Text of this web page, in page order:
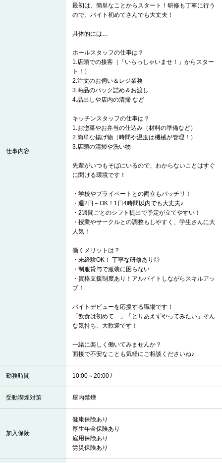
仕事内容
最初は、簡単なことからスタート！研修も丁寧に行う
ので、バイト初めてさんでも大丈夫！
具体的には…
ホールスタッフの仕事は？
1.店頭での接客（「いらっしゃいませ！」からスター
ト！）
2.注文のお伺い＆レジ業務
3.商品のパック詰め＆お渡し
4.品出しや店内の清掃 など
キッチンスタッフの仕事は？
1.お惣菜やお弁当の仕込み（材料の準備など）
2.簡単な揚げ物（時間や温度は機械が管理！）
3.店頭の清掃や洗い物
先輩がいつもそばにいるので、わからないことはすぐ
に聞ける環境です！
・学校やプライベートとの両立もバッチリ！
・週2日～OK！1日4時間以内でも大丈夫♪
・2週間ごとのシフト提出で予定が立てやすい！
・授業やサークルとの調整もしやすく、学生さんに大
人気！
働くメリットは？
・未経験OK！ 丁寧な研修あり◎
・制服貸与で服装に困らない
・資格支援制度あり！アルバイトしながらスキルアッ
プ！
バイトデビューを応援する職場です！
「飲食は初めて…」「とりあえずやってみたい」そん
な気持ち、大歓迎です！
一緒に楽しく働いてみませんか？
面接で不安なことも気軽にご相談くださいね♪
勤務時間 10:00～20:00 /
受動喫煙対策 屋内禁煙
加入保険
健康保険あり
厚生年金保険あり
雇用保険あり
労災保険あり